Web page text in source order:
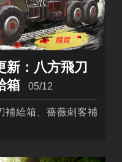
新：八方飛刀
箱
05/12
補給箱、薔薇刺客補